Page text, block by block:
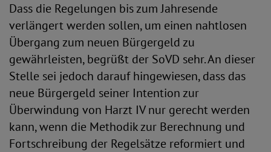
Dass die Regelungen bis zum Jahresende
verlängert werden sollen, um einen nahtlosen
Übergang zum neuen Bürgergeld zu
gewährleisten, begrüßt der SoVD sehr. An dieser
Stelle sei jedoch darauf hingewiesen, dass das
neue Bürgergeld seiner Intention zur
Überwindung von Harzt IV nur gerecht werden
kann, wenn die Methodik zur Berechnung und
Fortschreibung der Regelsätze reformiert und